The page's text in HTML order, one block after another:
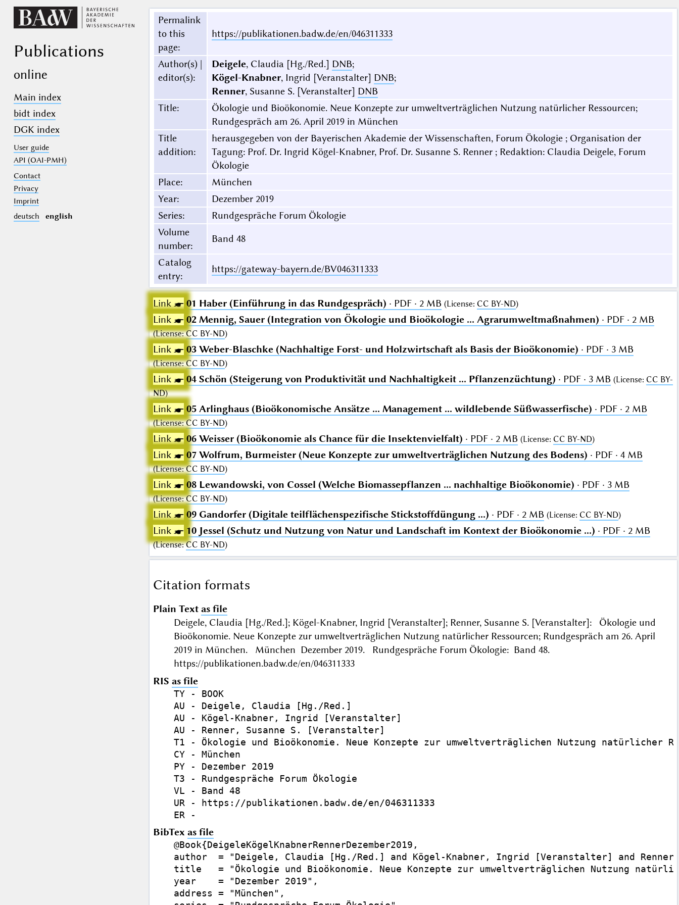
Publications
online
Main index
bidt index
DGK index
User guide
API (OAI-PMH)
Contact
Privacy
Imprint
deutsch
english
Permalink
to this
page:
https://publikationen.badw.de/en/046311333
Author(s) |
editor(s):
Deigele, Claudia [Hg./Red.] DNB;
Kögel-Knabner, Ingrid [Veranstalter] DNB;
Renner, Susanne S. [Veranstalter] DNB
Title:
Ökologie und Bioökonomie. Neue Konzepte zur umweltverträglichen Nutzung natürlicher Ressourcen;
Rundgespräch am 26. April 2019 in München
Title
addition:
herausgegeben von der Bayerischen Akademie der Wissenschaften, Forum Ökologie ; Organisation der
Tagung: Prof. Dr. Ingrid Kögel-Knabner, Prof. Dr. Susanne S. Renner ; Redaktion: Claudia Deigele, Forum
Ökologie
Place:
München
Year:
Dezember 2019
Series:
Rundgespräche Forum Ökologie
Volume
number:
Band 48
Catalog
entry:
https://gateway-bayern.de/BV046311333
Link ☛ 01 Haber (Einführung in das Rundgespräch) · PDF · 2 MB (License: CC BY-ND)
Link ☛ 02 Mennig, Sauer (Integration von Ökologie und Bioökologie ... Agrarumweltmaßnahmen) · PDF · 2 MB
(License:CC BY-ND)
Link ☛ 03 Weber-Blaschke (Nachhaltige Forst- und Holzwirtschaft als Basis der Bioökonomie) · PDF · 3 MB
(License:CC BY-ND)
Link ☛ 04 Schön (Steigerung von Produktivität und Nachhaltigkeit ... Pflanzenzüchtung) · PDF · 3 MB (License: CC BY-
ND)
Link ☛ 05 Arlinghaus (Bioökonomische Ansätze ... Management ... wildlebende Süßwasserfische) · PDF · 2 MB
(License:CC BY-ND)
Link ☛ 06 Weisser (Bioökonomie als Chance für die Insektenvielfalt) · PDF · 2 MB (License: CC BY-ND)
Link ☛ 07 Wolfrum, Burmeister (Neue Konzepte zur umweltverträglichen Nutzung des Bodens) · PDF · 4 MB
(License:CC BY-ND)
Link ☛ 08 Lewandowski, von Cossel (Welche Biomassepflanzen ... nachhaltige Bioökonomie) · PDF · 3 MB
(License:CC BY-ND)
Link ☛ 09 Gandorfer (Digitale teilflächenspezifische Stickstoffdüngung ...) · PDF · 2 MB (License: CC BY-ND)
Link ☛ 10 Jessel (Schutz und Nutzung von Natur und Landschaft im Kontext der Bioökonomie ...) · PDF · 2 MB
(License:CC BY-ND)
Citation formats
Plain Text as file
Deigele, Claudia [Hg./Red.]; Kögel-Knabner, Ingrid [Veranstalter]; Renner, Susanne S. [Veranstalter]: Ökologie und
Bioökonomie. Neue Konzepte zur umweltverträglichen Nutzung natürlicher Ressourcen; Rundgespräch am 26. April
2019 in München. München Dezember 2019. Rundgespräche Forum Ökologie: Band 48.
https://publikationen.badw.de/en/046311333
RIS as file
TY - BOOK
AU - Deigele, Claudia [Hg./Red.]
AU - Kögel-Knabner, Ingrid [Veranstalter]
AU - Renner, Susanne S. [Veranstalter]
T1 - Ökologie und Bioökonomie. Neue Konzepte zur umweltverträglichen Nutzung natürlicher
CY - München
PY - Dezember 2019
T3 - Rundgespräche Forum Ökologie
VL - Band 48
UR - https://publikationen.badw.de/en/046311333
BibTex as file
@Book{DeigeleKögelKnabnerRennerDezember2019,
author  = "Deigele, Claudia [Hg./Red.] and Kögel-Knabner, Ingrid [Veranstalter] and
title   = "Ökologie und Bioökonomie. Neue Konzepte zur umweltverträglichen Nutzung
year    = "Dezember 2019",
address = "München",